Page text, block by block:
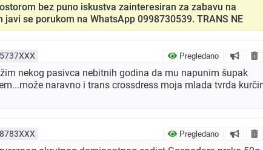
bez puno iskustva zainteresiran za zabavu na
se porukom na WhatsApp 0998730539. TRANS NE
Pregledano
nekog pasivca nebitnih godina da mu napunim šupak
naravno i trans crossdress moja mlada tvrda
Pregledano